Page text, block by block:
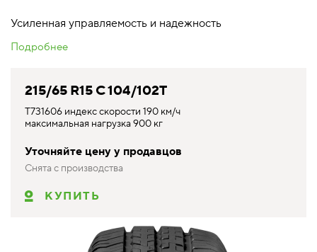
Усиленная управляемость и надежность
Подробнее
215/65 R15 C 104/102T
T731606 индекс скорости 190 км/ч
максимальная нагрузка 900 кг
Уточняйте цену у продавцов
Снята с производства
КУПИТЬ